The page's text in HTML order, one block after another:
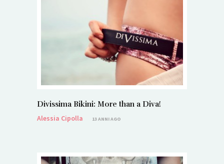
Divissima Bikini: More than a Diva!
Alessia Cipolla
13 ANNI AGO